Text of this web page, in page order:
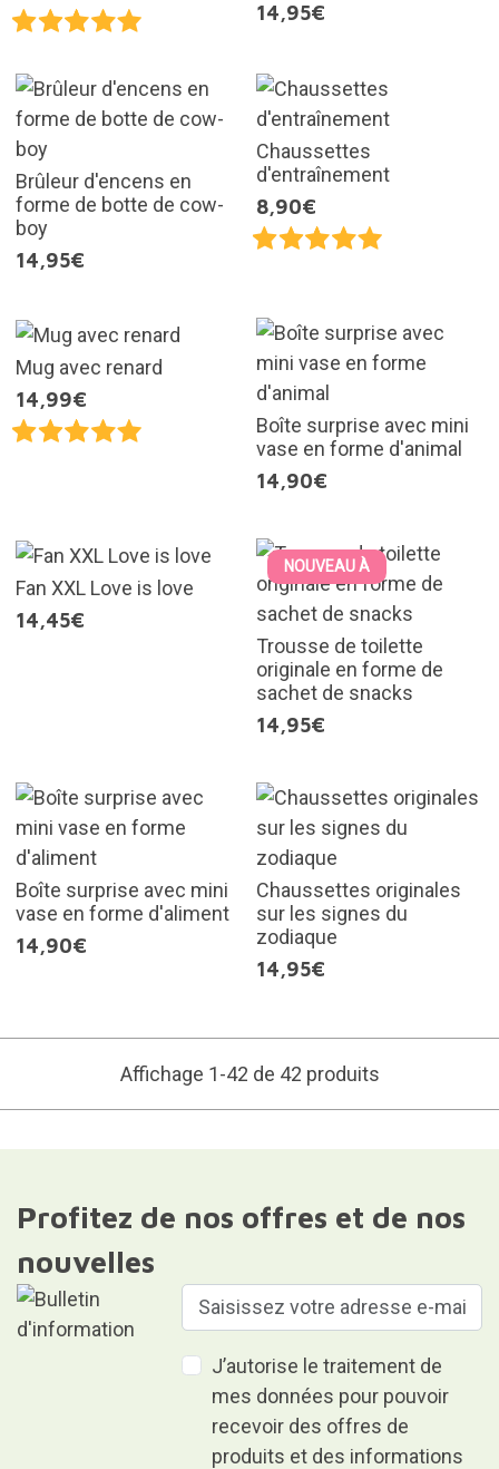
14,95€
Brûleur d'encens en
forme de botte de cow-
boy
14,95€
Chaussettes
d'entraînement
8,90€
Mug avec renard
14,99€
Boîte surprise avec mini
vase en forme d'animal
14,90€
Fan XXL Love is love
14,45€
NOUVEAU À
Trousse de toilette
originale en forme de
sachet de snacks
14,95€
Boîte surprise avec mini
vase en forme d'aliment
14,90€
Chaussettes originales
sur les signes du
zodiaque
14,95€
Affichage 1-42 de 42 produits
Profitez de nos offres et de nos
nouvelles
J’autorise le traitement de
mes données pour pouvoir
recevoir des offres de
produits et des informations